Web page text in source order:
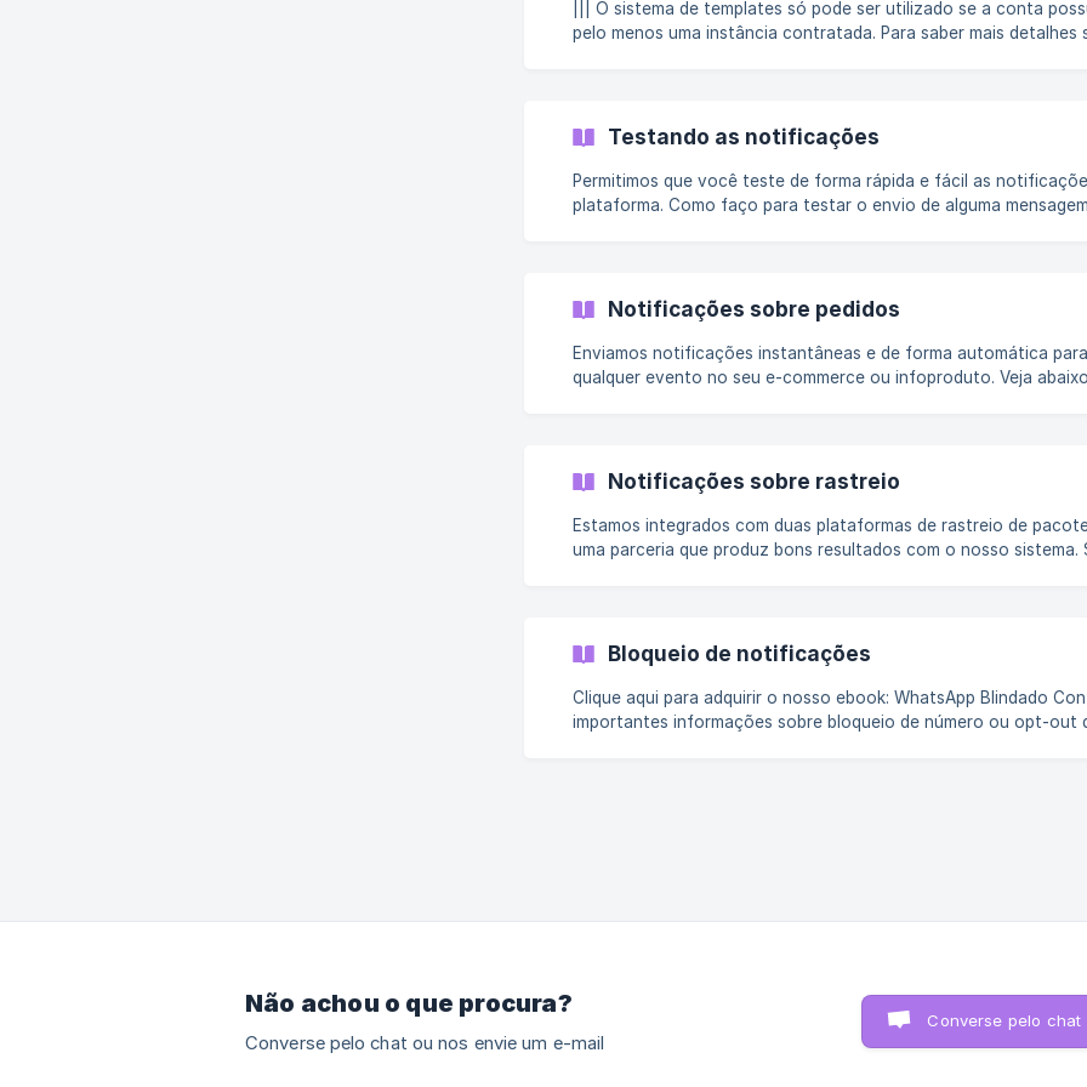
||| O sistema de templates só pode ser utilizado se a conta
pelo menos uma instância contratada. Para saber mais detalhes
configurados atendem a maioria dos casos, mas permitimos que
Testando as notificações
Permitimos que você teste de forma rápida e fácil as
plataforma. Como faço para testar o envio de alguma mensagem? No painel
Notificações sobre pedidos
Enviamos notificações instantâneas e de forma automática para
qualquer evento no seu e-commerce ou infoproduto. Veja abaixo
enviadas são: Aguardando depósito bancário; Aguardando
processamento do cartão de crédito; Boleto impresso;
com falha; Pedido aprovado; Ped
Notificações sobre rastreio
Estamos integrados com duas plataformas de rastreio de
uma parceria que produz bons resultados com o nosso sistema.
Bloqueio de notificações
Clique aqui para adquirir o nosso ebook: WhatsApp Blindado
importantes informações sobre bloqueio de número ou opt-out
Não achou o que procura?
Converse pelo chat ou nos envie um e-mail
Converse pelo chat